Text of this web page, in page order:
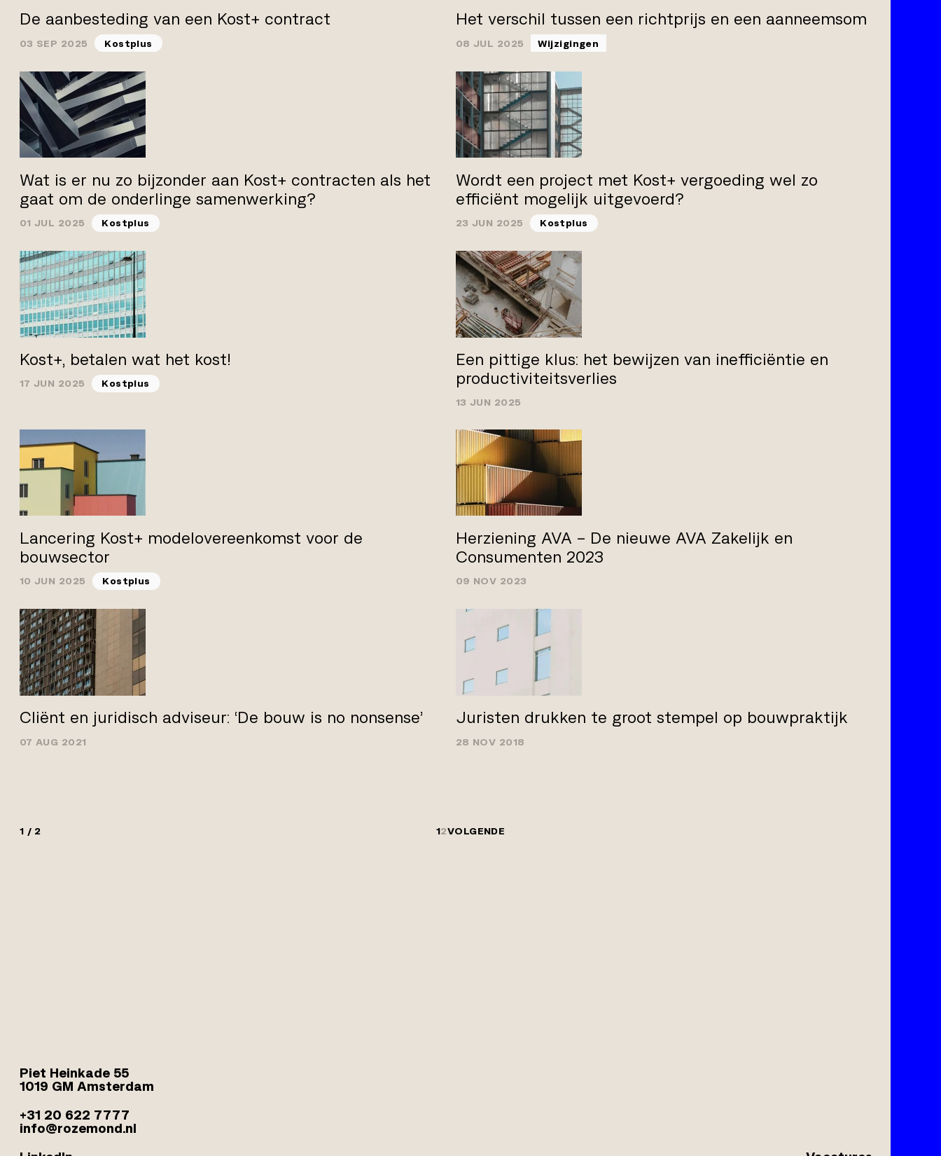
De aanbesteding van een Kost+ contract
03 SEP 2025 Kostplus
Het verschil tussen een richtprijs en een aanneemsom
08 JUL 2025 Wijzigingen
Wat is er nu zo bijzonder aan Kost+ contracten als het
gaat om de onderlinge samenwerking?
01 JUL 2025 Kostplus
Wordt een project met Kost+ vergoeding wel zo
efficiënt mogelijk uitgevoerd?
23 JUN 2025 Kostplus
Kost+, betalen wat het kost!
17 JUN 2025 Kostplus
Een pittige klus: het bewijzen van inefficiëntie en
productiviteitsverlies
13 JUN 2025
Lancering Kost+ modelovereenkomst voor de
bouwsector
10 JUN 2025 Kostplus
Herziening AVA – De nieuwe AVA Zakelijk en
Consumenten 2023
09 NOV 2023
Cliënt en juridisch adviseur: ‘De bouw is no­ nonsense’
07 AUG 2021
Juristen drukken te groot stempel op bouwpraktijk
28 NOV 2018
1 / 2 12VOLGENDE
Piet Heinkade 55
1019 GM Amsterdam
+31 20 622 7777
info@rozemond.nl